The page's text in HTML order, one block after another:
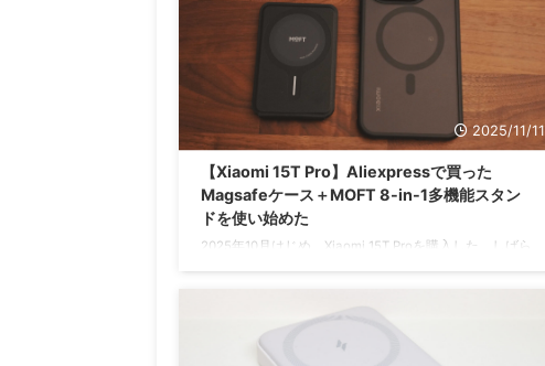
2025/11/11
【Xiaomi 15T Pro】Aliexpressで買った
Magsafeケース＋MOFT 8-in-1多機能スタン
ドを使い始めた
2025年10月はじめ、Xiaomi 15T Proを購入した。しばら
Pixel 6aのようにMoftスタンドを取り付けたくなった。
MOFT 8-in-1多機能スタンドを購入。 ここでは購入した
Xiaomi 15T Pro用のMagsafe対応ケースとMOFT 8-in-1